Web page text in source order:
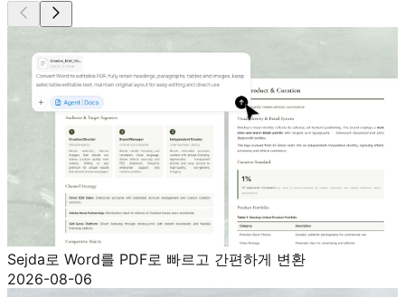
Sejda로 Word를 PDF로 빠르고 간편하게 변환
2026-08-06